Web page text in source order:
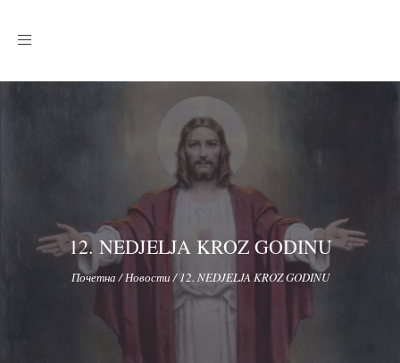
Toggle
12. NEDJELJA KROZ GODINU
Почетна/Новости/12. NEDJELJA KROZ GODINU